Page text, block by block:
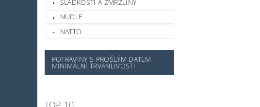
SLADKOSTI A ZMRZLINY
NUDLE
NATTO
POTRAVINY S PROŠLÝM DATEM
MINIMÁLNÍ TRVANLIVOSTI
TOP 10